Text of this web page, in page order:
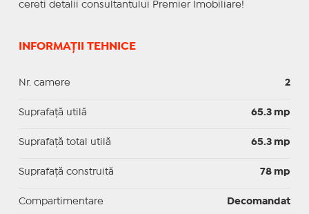
cereti detalii consultantului Premier Imobiliare!
INFORMAȚII TEHNICE
Nr. camere 2
Suprafaţă utilă 65.3 mp
Suprafaţă total utilă 65.3 mp
Suprafaţă construită 78 mp
Compartimentare Decomandat